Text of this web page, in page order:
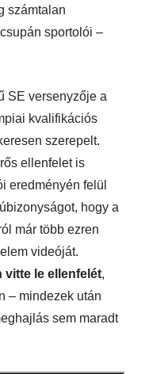
számtalan
sportolói –
SE versenyzője a
kvalifikációs
szerepelt.
ellenfelet is
eredményén felül
hogy a
már több ezren
videóját.
vitte le ellenfelét,
– mindezek után
sem maradt